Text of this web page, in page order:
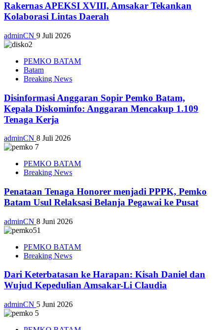
Rakernas APEKSI XVIII, Amsakar Tekankan
Kolaborasi Lintas Daerah
adminCN 9 Juli 2026
PEMKO BATAM
Batam
Breaking News
Disinformasi Anggaran Sopir Pemko Batam,
Kepala Diskominfo: Anggaran Mencakup 1.109
Tenaga Kerja
adminCN 8 Juli 2026
PEMKO BATAM
Breaking News
Penataan Tenaga Honorer menjadi PPPK, Pemko
Batam Usul Relaksasi Belanja Pegawai ke Pusat
adminCN 8 Juni 2026
PEMKO BATAM
Breaking News
Dari Keterbatasan ke Harapan: Kisah Daniel dan
Wujud Kepedulian Amsakar-Li Claudia
adminCN 5 Juni 2026